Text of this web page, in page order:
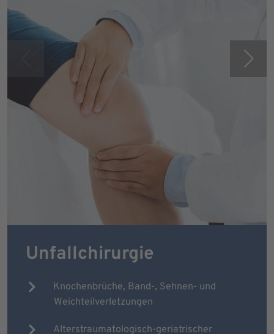
Unfallchirurgie
Knochenbrüche, Band-, Sehnen- und
Weichteilverletzungen
Alterstraumatologisch-geriatrischer